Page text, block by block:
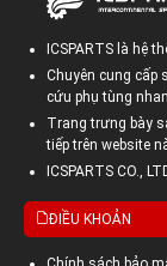
ICSPARTS là hệ
Chuyên cung cấp
cứu phụ tùng
Trang trưng bày
tiếp trên website
ICSPARTS CO.,
ĐIỀU KHOẢN